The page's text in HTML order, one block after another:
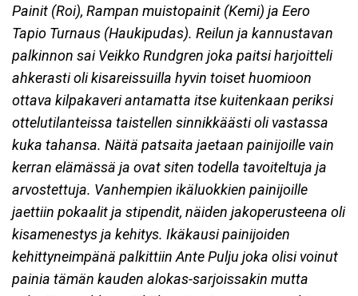
Painit (Roi), Rampan muistopainit (Kemi) ja Eero
Tapio Turnaus (Haukipudas). Reilun ja kannustavan
palkinnon sai Veikko Rundgren joka paitsi harjoitteli
ahkerasti oli kisareissuilla hyvin toiset huomioon
ottava kilpakaveri antamatta itse kuitenkaan periksi
ottelutilanteissa taistellen sinnikkäästi oli vastassa
kuka tahansa. Näitä patsaita jaetaan painijoille vain
kerran elämässä ja ovat siten todella tavoiteltuja ja
arvostettuja. Vanhempien ikäluokkien painijoille
jaettiin pokaalit ja stipendit, näiden jakoperusteena oli
kisamenestys ja kehitys. Ikäkausi painijoiden
kehittyneimpänä palkittiin Ante Pulju joka olisi voinut
painia tämän kauden alokas-sarjoissakin mutta